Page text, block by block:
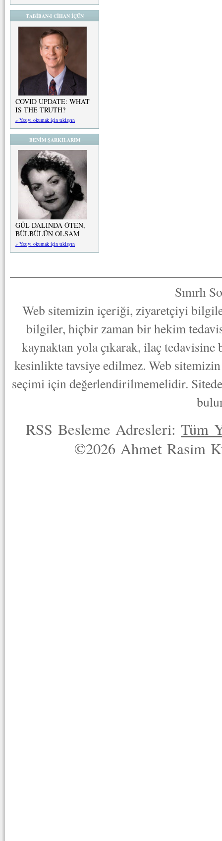
TABİBAN-I CİHAN İÇÜN
COVID UPDATE: WHAT
IS THE TRUTH?
» Yazıyı okumak için tıklayın
BENİM ŞARKILARIM
GÜL DALINDA ÖTEN,
BÜLBÜLÜN OLSAM
» Yazıyı okumak için tıklayın
Sınırlı
Web sitemizin içeriği, ziyaretçiyi
bilgiler, hiçbir zaman bir hekim
kaynaktan yola çıkarak, ilaç
kesinlikte tavsiye edilmez. Web
seçimi için değerlendirilmemelidir.
RSS Besleme Adresleri:Tüm
©2026 Ahmet Rasim